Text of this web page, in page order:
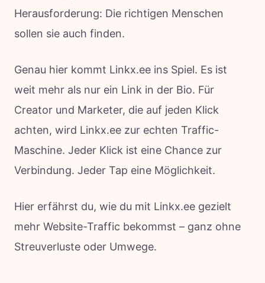
Herausforderung: Die richtigen Menschen
sollen sie auch finden.
Genau hier kommt Linkx.ee ins Spiel. Es ist
weit mehr als nur ein Link in der Bio. Für
Creator und Marketer, die auf jeden Klick
achten, wird Linkx.ee zur echten Traffic-
Maschine. Jeder Klick ist eine Chance zur
Verbindung. Jeder Tap eine Möglichkeit.
Hier erfährst du, wie du mit Linkx.ee gezielt
mehr Website-Traffic bekommst – ganz ohne
Streuverluste oder Umwege.